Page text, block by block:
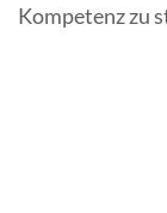
Kompetenz zu